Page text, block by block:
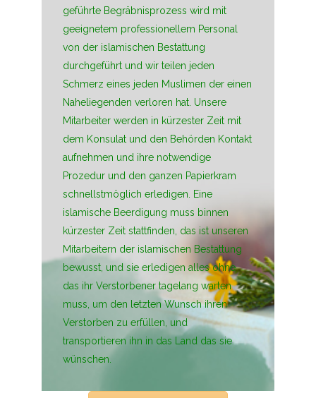
geführte Begräbnisprozess wird mit
geeignetem professionellem Personal
von der islamischen Bestattung
durchgeführt und wir teilen jeden
Schmerz eines jeden Muslimen der einen
Naheliegenden verloren hat. Unsere
Mitarbeiter werden in kürzester Zeit mit
dem Konsulat und den Behörden Kontakt
aufnehmen und ihre notwendige
Prozedur und den ganzen Papierkram
schnellstmöglich erledigen. Eine
islamische Beerdigung muss binnen
kürzester Zeit stattfinden, das ist unseren
Mitarbeitern der islamischen Bestattung
bewusst, und sie erledigen alles ohne
das ihr Verstorbener tagelang warten
muss, um den letzten Wunsch ihren
Verstorben zu erfüllen, und
transportieren ihn in das Land das sie
wünschen.